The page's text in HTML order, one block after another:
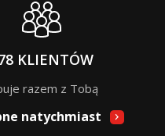
KLIENTÓW
razem z Tobą
natychmiast